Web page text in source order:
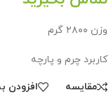
وزن ۲۸۰۰ گرم
کاربرد چرم و پارچه
مقايسه افزودن